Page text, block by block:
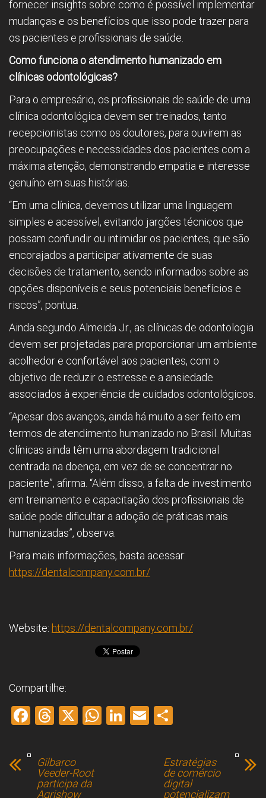
fornecer insights sobre como é possível implementar
mudanças e os benefícios que isso pode trazer para
os pacientes e profissionais de saúde.
Como funciona o atendimento humanizado em
clínicas odontológicas?
Para o empresário, os profissionais de saúde de uma
clínica odontológica devem ser treinados, tanto
recepcionistas como os doutores, para ouvirem as
preocupações e necessidades dos pacientes com a
máxima atenção, demonstrando empatia e interesse
genuíno em suas histórias.
“Em uma clínica, devemos utilizar uma linguagem
simples e acessível, evitando jargões técnicos que
possam confundir ou intimidar os pacientes, que são
encorajados a participar ativamente de suas
decisões de tratamento, sendo informados sobre as
opções disponíveis e seus potenciais benefícios e
riscos”, pontua.
Ainda segundo Almeida Jr., as clínicas de odontologia
devem ser projetadas para proporcionar um ambiente
acolhedor e confortável aos pacientes, com o
objetivo de reduzir o estresse e a ansiedade
associados à experiência de cuidados odontológicos.
“Apesar dos avanços, ainda há muito a ser feito em
termos de atendimento humanizado no Brasil. Muitas
clínicas ainda têm uma abordagem tradicional
centrada na doença, em vez de se concentrar no
paciente”, afirma. “Além disso, a falta de investimento
em treinamento e capacitação dos profissionais de
saúde pode dificultar a adoção de práticas mais
humanizadas”, observa.
Para mais informações, basta acessar:
https://dentalcompany.com.br/
Website: https://dentalcompany.com.br/
Compartilhe:
F
ce
b
o
T
a
d
X
W Li
E
ar
e
Gilbarco
Veeder-Root
participa da
Agrishow
Estratégias
de comércio
digital
potencializam